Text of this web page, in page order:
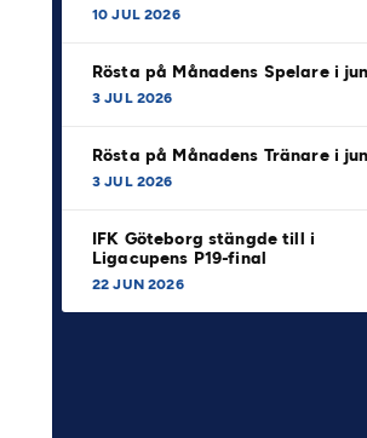
10 JUL 2026
Rösta på Månadens Spelare i
3 JUL 2026
Rösta på Månadens Tränare i
3 JUL 2026
IFK Göteborg stängde till i
Ligacupens P19-final
22 JUN 2026